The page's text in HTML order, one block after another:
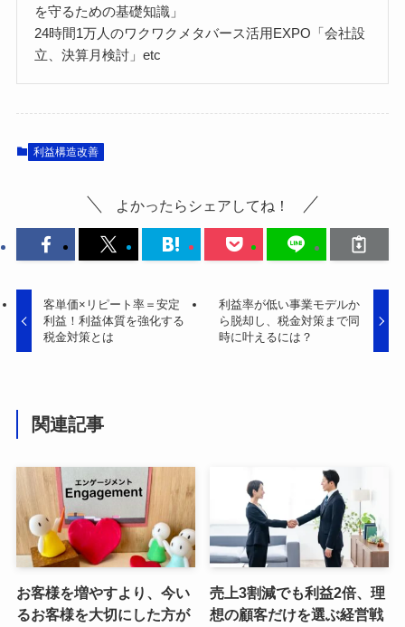
を守るための基礎知識」
24時間1万人のワクワクメタバース活用EXPO「会社設
立、決算月検討」etc
利益構造改善
よかったらシェアしてね！
客単価×リピート率＝安定
利益！利益体質を強化する
税金対策とは
利益率が低い事業モデルか
ら脱却し、税金対策まで同
時に叶えるには？
関連記事
お客様を増やすより、今い
るお客様を大切にした方が
売上3割減でも利益2倍、理
想の顧客だけを選ぶ経営戦